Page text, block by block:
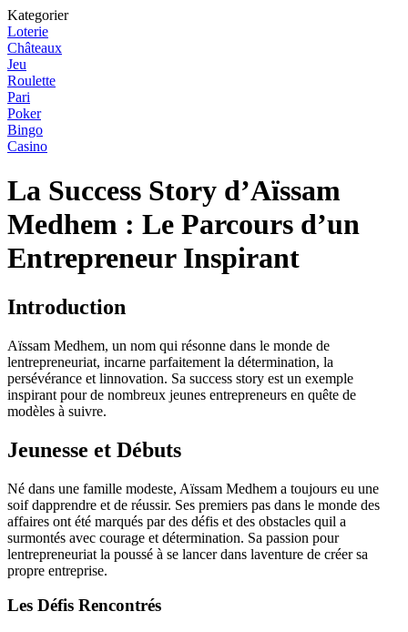
Kategorier
Loterie
Châteaux
Jeu
Roulette
Pari
Poker
Bingo
Casino
La Success Story d’Aïssam
Medhem : Le Parcours d’un
Entrepreneur Inspirant
Introduction
Aïssam Medhem, un nom qui résonne dans le monde de
lentrepreneuriat, incarne parfaitement la détermination, la
persévérance et linnovation. Sa success story est un exemple
inspirant pour de nombreux jeunes entrepreneurs en quête de
modèles à suivre.
Jeunesse et Débuts
Né dans une famille modeste, Aïssam Medhem a toujours eu une
soif dapprendre et de réussir. Ses premiers pas dans le monde des
affaires ont été marqués par des défis et des obstacles quil a
surmontés avec courage et détermination. Sa passion pour
lentrepreneuriat la poussé à se lancer dans laventure de créer sa
propre entreprise.
Les Défis Rencontrés